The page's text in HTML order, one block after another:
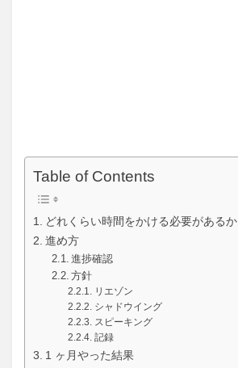
Table of Contents
どれくらい時間をかける必要があるか
進め方
進捗確認
方針
リエゾン
シャドウイング
スピーキング
記録
1 ヶ月やった結果